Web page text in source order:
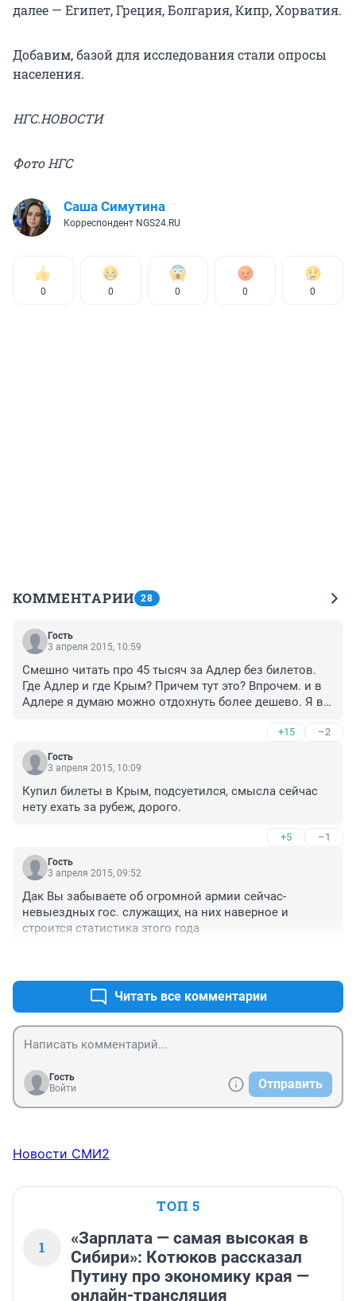
далее — Египет, Греция, Болгария, Кипр, Хорватия.
Добавим, базой для исследования стали опросы
населения.
НГС.НОВОСТИ
Фото НГС
Саша Симутина
Корреспондент NGS24.RU
0 0 0 0 0
КОММЕНТАРИИ 28
Гость
3 апреля 2015, 10:59
Смешно читать про 45 тысяч за Адлер без билетов.
Где Адлер и где Крым? Причем тут это? Впрочем. и в
Адлере я думаю можно отдохнуть более дешево. Я в
потому что он "наш", а потому что люблю. И всего за
40 тысяч - вместе с билетом. Тоже ни в чем себе не
отказывала. Почти каждый день ездила на
смотреть, сколько вы будете платить в конкретном
месте, что за это получите и насколько вас это
губернатор Сахалина... Вот ведь, надули человека:)
+15 –2
Гость
3 апреля 2015, 10:09
Купил билеты в Крым, подсуетился, смысла сейчас
нету ехать за рубеж, дорого.
+5 –1
Гость
3 апреля 2015, 09:52
Дак Вы забываете об огромной армии сейчас-
невыездных гос. служащих, на них наверное и
строится статистика этого года
Читать все комментарии
Гость
Войти
Отправить
Новости СМИ2
ТОП 5
1
«Зарплата — самая высокая в
Сибири»: Котюков рассказал
Путину про экономику края —
онлайн-трансляция